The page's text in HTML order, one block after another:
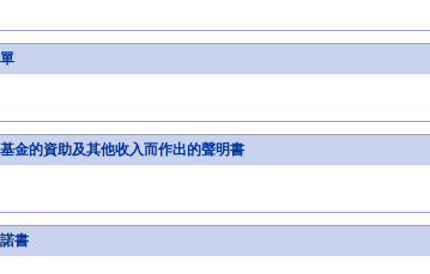
金的資助及其他收入而作出的聲明書
書